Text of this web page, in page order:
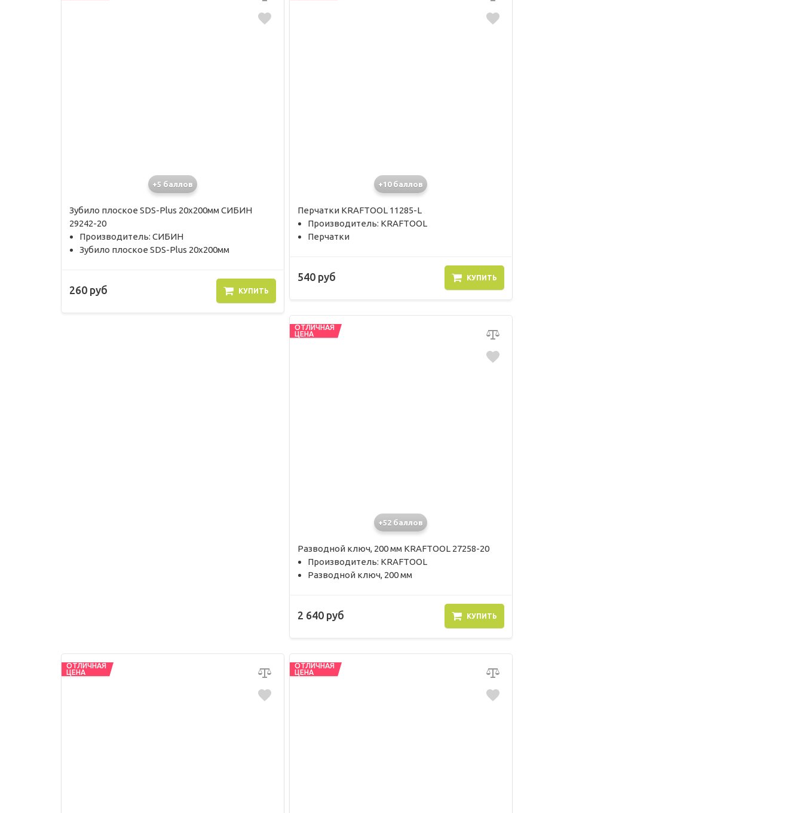
+5 баллов
Зубило плоское SDS-Plus 20х200мм СИБИН
29242-20
Производитель: СИБИН
Зубило плоское SDS-Plus 20х200мм
260 руб КУПИТЬ
+10 баллов
Перчатки KRAFTOOL 11285-L
Производитель: KRAFTOOL
Перчатки
540 руб КУПИТЬ
ОТЛИЧНАЯ
ЦЕНА
+52 баллов
Разводной ключ, 200 мм KRAFTOOL 27258-20
Производитель: KRAFTOOL
Разводной ключ, 200 мм
2 640 руб КУПИТЬ
ОТЛИЧНАЯ
ЦЕНА
ОТЛИЧНАЯ
ЦЕНА